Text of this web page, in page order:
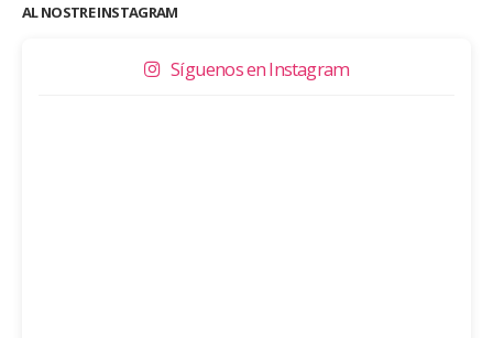
AL NOSTRE INSTAGRAM
Síguenos en Instagram